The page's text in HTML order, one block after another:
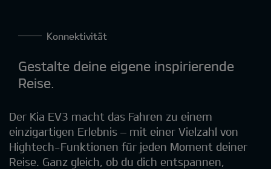
Konnektivität
Gestalte deine eigene inspirierende
Reise.
Der Kia EV3 macht das Fahren zu einem
einzigartigen Erlebnis – mit einer Vielzahl von
Hightech-Funktionen für jeden Moment deiner
Reise. Ganz gleich, ob du dich entspannen,